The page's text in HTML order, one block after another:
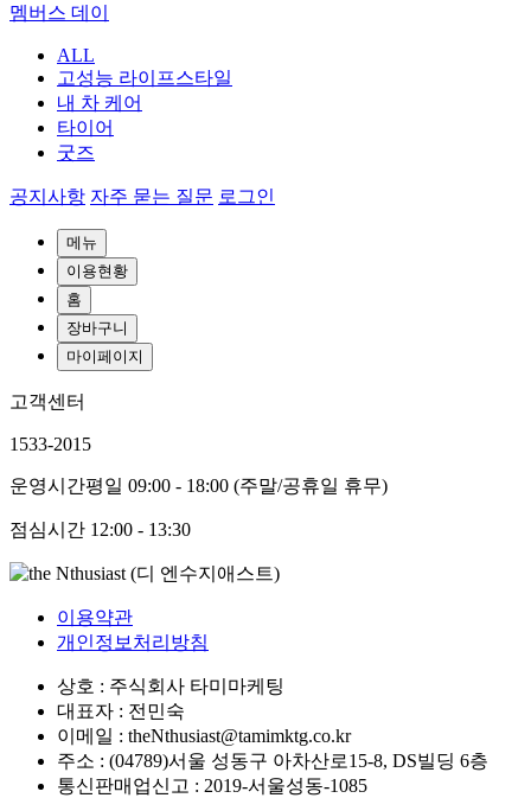
멤버스 데이
ALL
고성능 라이프스타일
내 차 케어
타이어
굿즈
공지사항 자주 묻는 질문 로그인
메뉴
이용현황
홈
장바구니
마이페이지
고객센터
1533-2015
운영시간평일 09:00 - 18:00 (주말/공휴일 휴무)
점심시간 12:00 - 13:30
이용약관
개인정보처리방침
상호 : 주식회사 타미마케팅
대표자 : 전민숙
이메일 : theNthusiast@tamimktg.co.kr
주소 : (04789)서울 성동구 아차산로15-8, DS빌딩 6층
통신판매업신고 : 2019-서울성동-1085